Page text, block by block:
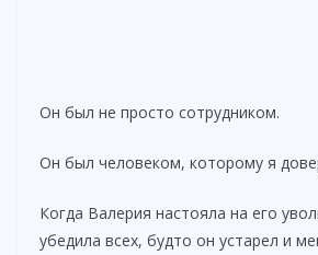
Он был не просто сотрудником.
Он был человеком, которому я
Когда Валерия настояла на его
убедила всех, будто он устарел и